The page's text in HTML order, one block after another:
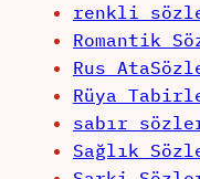
renkli
Romantik
Rus
Rüya
sabır
Sağlık